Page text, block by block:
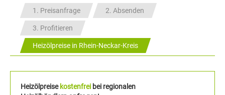
1. Preisanfrage 2. Absenden
3. Profitieren
Heizölpreise in Rhein-Neckar-Kreis
Heizölpreise kostenfrei bei regionalen